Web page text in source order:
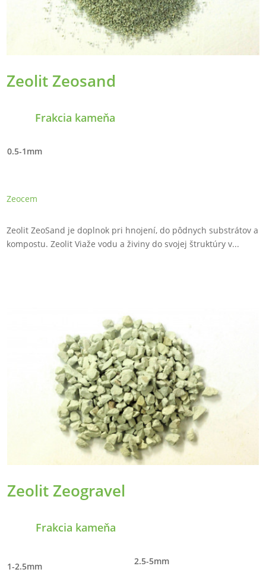
Zeolit Zeosand
Frakcia kameňa
0.5-1mm
Zeocem
Zeolit ZeoSand je doplnok pri hnojení, do pôdnych substrátov a
kompostu. Zeolit Viaže vodu a živiny do svojej štruktúry v...
Zeolit Zeogravel
Frakcia kameňa
1-2.5mm 2.5-5mm